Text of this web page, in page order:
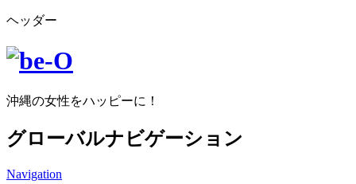
ヘッダー
沖縄の女性をハッピーに！
グローバルナビゲーション
Navigation